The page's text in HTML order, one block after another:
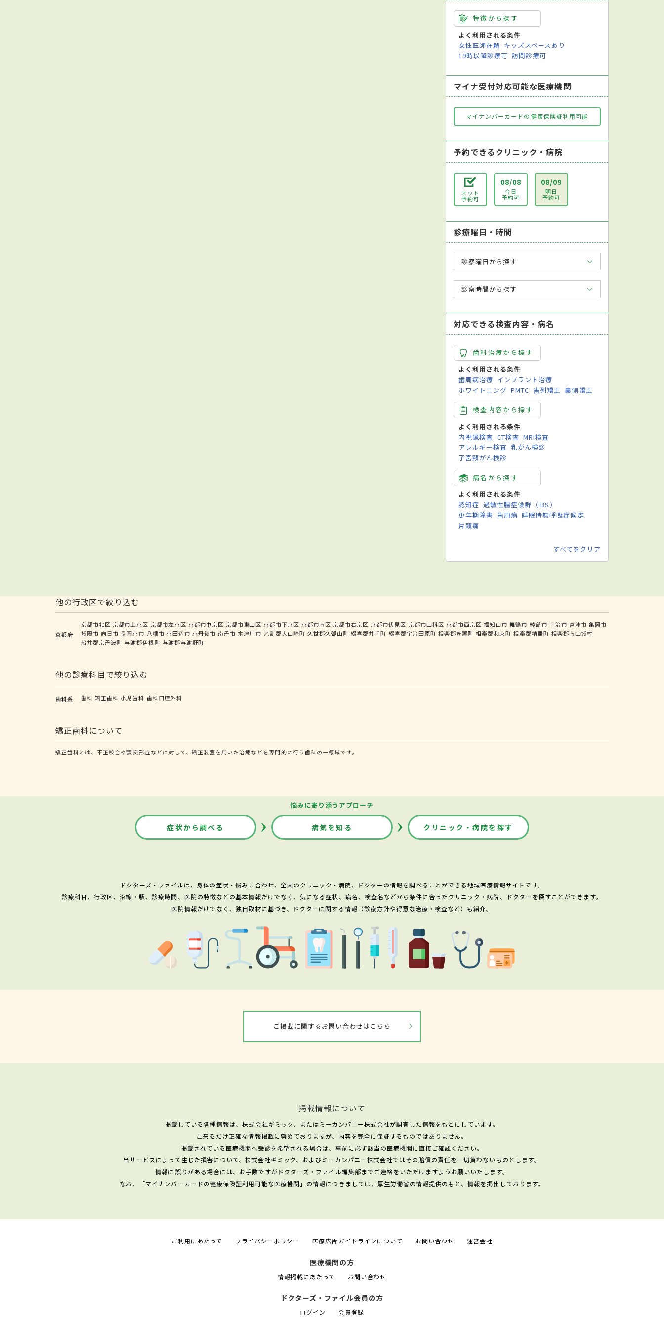
特徴から探す
よく利用される条件
女性医師在籍 キッズスペースあり
19時以降診療可 訪問診療可
マイナ受付対応可能な医療機関
マイナンバーカードの健康保険証利用可能
予約できるクリニック・病院
ネット
予約可
08/08
今日
予約可
08/09
明日
予約可
診療曜日・時間
診察曜日から探す
診察時間から探す
対応できる検査内容・病名
歯科治療から探す
よく利用される条件
歯周病治療 インプラント治療
ホワイトニング PMTC 歯列矯正 裏側矯正
検査内容から探す
よく利用される条件
内視鏡検査 CT検査 MRI検査
アレルギー検査 乳がん検診
子宮頸がん検診
病名から探す
よく利用される条件
認知症 過敏性腸症候群（IBS）
更年期障害 歯周病 睡眠時無呼吸症候群
片頭痛
すべてをクリア
他の行政区で絞り込む
京都府
京都市北区 京都市上京区 京都市左京区 京都市中京区 京都市東山区 京都市下京区 京都市南区 京都市右京区 京都市伏見区 京都市山科区 京都市西京区 福知山市 舞鶴市 綾部市 宇治市 宮津市 亀岡市
城陽市 向日市 長岡京市 八幡市 京田辺市 京丹後市 南丹市 木津川市 乙訓郡大山崎町 久世郡久御山町 綴喜郡井手町 綴喜郡宇治田原町 相楽郡笠置町 相楽郡和束町 相楽郡精華町 相楽郡南山城村
船井郡京丹波町 与謝郡伊根町 与謝郡与謝野町
他の診療科目で絞り込む
歯科系 歯科 矯正歯科 小児歯科 歯科口腔外科
矯正歯科について
矯正歯科とは、不正咬合や顎変形症などに対して、矯正装置を用いた治療などを専門的に行う歯科の一領域です。
悩みに寄り添うアプローチ
症状から調べる 病気を知る クリニック・病院を探す
ドクターズ・ファイルは、身体の症状・悩みに合わせ、全国のクリニック・病院、ドクターの情報を調べることができる地域医療情報サイトです。
診療科目、行政区、沿線・駅、診療時間、医院の特徴などの基本情報だけでなく、気になる症状、病名、検査名などから条件に合ったクリニック・病院、ドクターを探すことができます。
医院情報だけでなく、独自取材に基づき、ドクターに関する情報（診療方針や得意な治療・検査など）も紹介。
ご掲載に関するお問い合わせはこちら
掲載情報について
掲載している各種情報は、株式会社ギミック、またはミーカンパニー株式会社が調査した情報をもとにしています。
出来るだけ正確な情報掲載に努めておりますが、内容を完全に保証するものではありません。
掲載されている医療機関へ受診を希望される場合は、事前に必ず該当の医療機関に直接ご確認ください。
当サービスによって生じた損害について、株式会社ギミック、およびミーカンパニー株式会社ではその賠償の責任を一切負わないものとします。
情報に誤りがある場合には、お手数ですがドクターズ・ファイル編集部までご連絡をいただけますようお願いいたします。
なお、「マイナンバーカードの健康保険証利用可能な医療機関」の情報につきましては、厚生労働省の情報提供のもと、情報を掲出しております。
ご利用にあたって プライバシーポリシー 医療広告ガイドラインについて お問い合わせ 運営会社
医療機関の方
情報掲載にあたって お問い合わせ
ドクターズ・ファイル会員の方
ログイン 会員登録